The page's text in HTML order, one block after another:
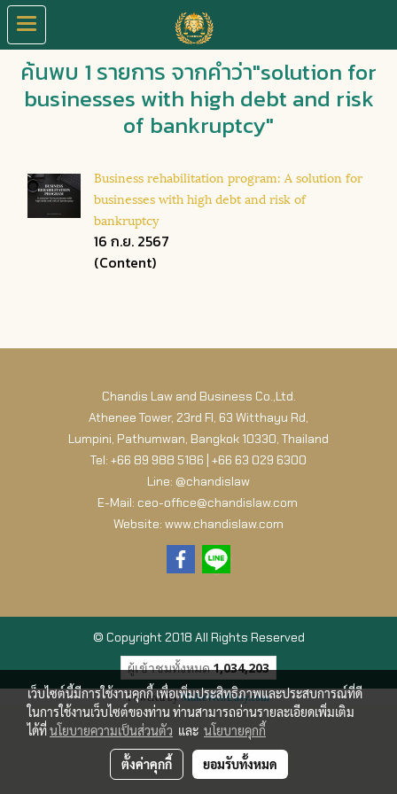
ค้นพบ 1 รายการ จากคำว่า"solution for
businesses with high debt and risk
of bankruptcy"
Business rehabilitation program: A solution for
businesses with high debt and risk of
bankruptcy
16 ก.ย. 2567
(Content)
Chandis Law and Business Co.,Ltd.
Athenee Tower, 23rd Fl, 63 Witthayu Rd,
Lumpini, Pathumwan, Bangkok 10330, Thailand
Tel: +66 89 988 5186 | +66 63 029 6300
Line: @chandislaw
E-Mail: ceo-office@chandislaw.com
Website: www.chandislaw.com
© Copyright 2018 All Rights Reserved
ผู้เข้าชมทั้งหมด1,034,203
Powered byMakeWebEasy.com
เว็บไซต์นี้มีการใช้งานคุกกี้ เพื่อเพิ่มประสิทธิภาพและประสบการณ์ที่ดี
ในการใช้งานเว็บไซต์ของท่าน ท่านสามารถอ่านรายละเอียดเพิ่มเติม
ได้ที่นโยบายความเป็นส่วนตัว และ นโยบายคุกกี้
ตั้งค่าคุกกี้ ยอมรับทั้งหมด